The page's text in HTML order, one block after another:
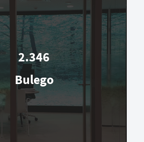
2.346
Bulego